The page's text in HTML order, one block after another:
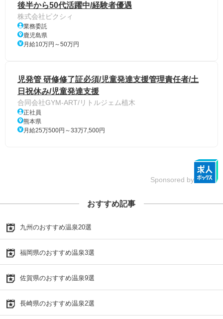
後半から50代活躍中/経験者優遇
株式会社ピクシィ
業務委託
鹿児島県
月給10万円～50万円
児発管 研修修了証必須/児童発達支援管理責任者/土
日祝休み/児童発達支援
合同会社GYM-ART/リトルジェム植木
正社員
熊本県
月給25万500円～33万7,500円
Sponsored by
おすすめ記事
九州のおすすめ温泉20選
福岡県のおすすめ温泉3選
佐賀県のおすすめ温泉9選
長崎県のおすすめ温泉2選